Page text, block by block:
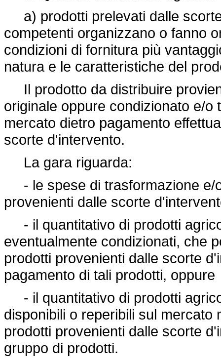
a) prodotti prelevati dalle
competenti organizzano o fanno
condizioni di fornitura più
natura e le caratteristiche del
Il prodotto da distribuire
originale oppure condizionato e/
mercato dietro pagamento
scorte d'intervento.
La gara riguarda:
- le spese di trasformazione e/
provenienti dalle scorte
- il quantitativo di prodotti
eventualmente condizionati, che
prodotti provenienti dalle scorte
pagamento di tali prodotti, oppure
- il quantitativo di prodotti
disponibili o reperibili sul mercato
prodotti provenienti dalle scorte
gruppo di prodotti.